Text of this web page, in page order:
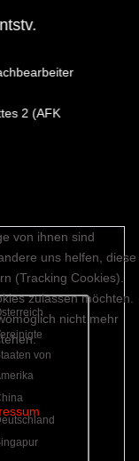
2 (AFK
von
von ihnen sind
uns helfen, diese
(Tracking Cookies).
zulassen möchten.
nicht mehr